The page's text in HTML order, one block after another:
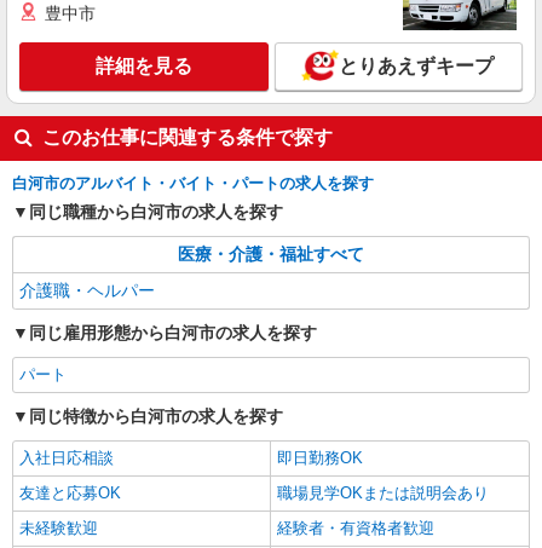
派遣社員
株式会社kotrio /●SD-H-2066426
向かう先は、笑顔の待つ場所！デイサービスの
サポート＆送迎STAFF
時給1350円〜2062円 ＜日払い有/週払い有/交
通費全支給(ガソリン代含む)＞
白河市
キープ
派遣社員
株式会社kotrio /●SD-H-2066510
白河市｜未経験でも大丈夫◎研修が手厚い有料
住宅の介護♪
時給1350円〜2062円 ＜日払い有/週払い有/交
通費全支給(ガソリン代含む)＞
白河市
詳細を見る
豊中市
詳細を見る とりあえずキープ
このお仕事に関連する条件で探す
白河市のアルバイト・バイト・パートの求人を探す
同じ職種から白河市の求人を探す
医療・介護・福祉すべて
介護職・ヘルパー
同じ雇用形態から白河市の求人を探す
パート
同じ特徴から白河市の求人を探す
入社日応相談
即日勤務OK
友達と応募OK
職場見学OKまたは説明会あり
未経験歓迎
経験者・有資格者歓迎